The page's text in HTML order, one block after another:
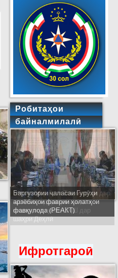
Робитаҳои
байналмилалӣ
Баргузории ҷаласаи Гурӯҳи
арзёбиҳои фаврии ҳолатҳои
фавқулода (РЕАКТ)
Ширкати ҳайати Тоҷикистон дар
ҷаласаи идораҳои наҷоти
кишварҳои узви СҲШ дар
шаҳри Деҳлӣ
Ифротгароӣ